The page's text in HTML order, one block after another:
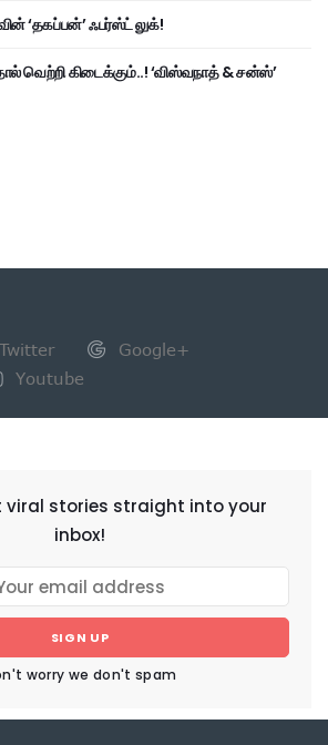
‘தகப்பன்’ ஃபர்ஸ்ட் லுக்!
வெற்றி கிடைக்கும்..! ‘விஸ்வநாத் & சன்ஸ்’
Twitter
Google+
Youtube
viral stories straight into your
inbox!
SIGN UP
worry we don't spam